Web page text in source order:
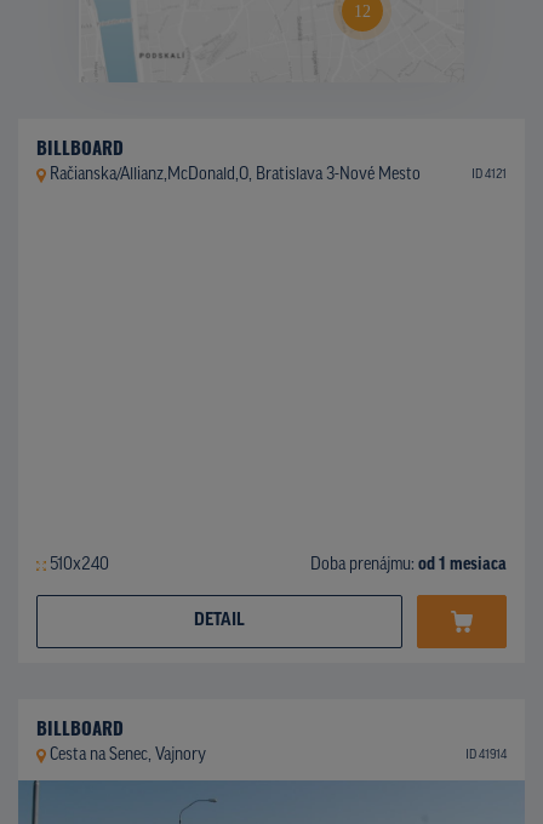
BILLBOARD
Račianska/Allianz,McDonald,O, Bratislava 3-Nové Mesto ID 4121
510x240 Doba prenájmu: od 1 mesiaca
DETAIL
BILLBOARD
Cesta na Senec, Vajnory ID 41914